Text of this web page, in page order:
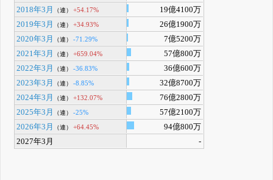
2018年3月
（連） +54.17%
19億4100万
2019年3月
（連） +34.93%
26億1900万
2020年3月
（連） -71.29%
7億5200万
2021年3月
（連） +659.04%
57億800万
2022年3月
（連） -36.83%
36億600万
2023年3月
（連） -8.85%
32億8700万
2024年3月
（連） +132.07%
76億2800万
2025年3月
（連） -25%
57億2100万
2026年3月
（連） +64.45%
94億800万
2027年3月
-